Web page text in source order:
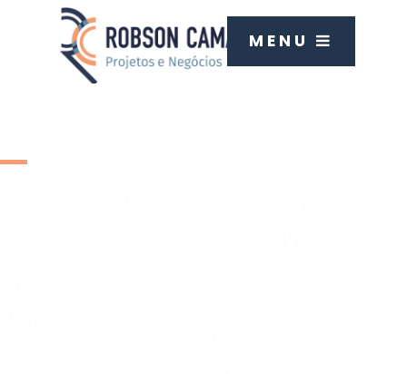
MENU